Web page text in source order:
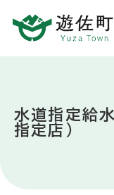
水道指定給
指定店）